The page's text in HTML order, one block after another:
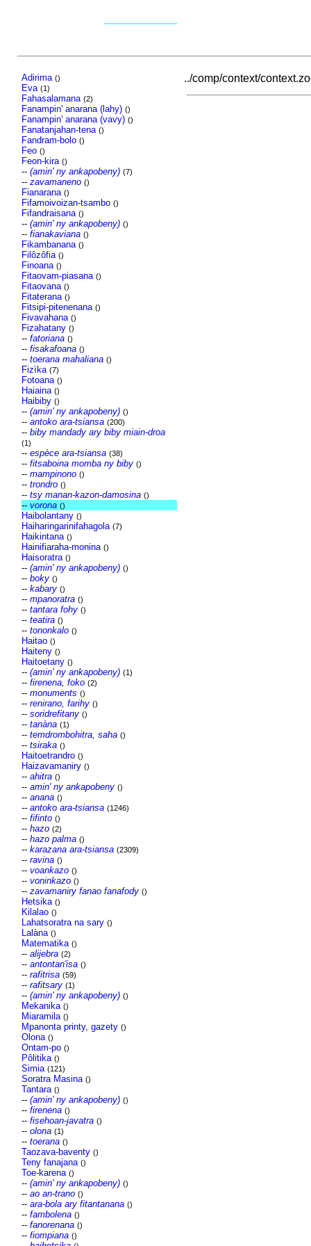
Adirima ()
Eva (1)
Fahasalamana (2)
Fanampin' anarana (lahy) ()
Fanampin' anarana (vavy) ()
Fanatanjahan-tena ()
Fandram-bolo ()
Feo ()
Feon-kira ()
-- (amin' ny ankapobeny) (7)
-- zavamaneno ()
Fianarana ()
Fifamoivoizan-tsambo ()
Fifandraisana ()
-- (amin' ny ankapobeny) ()
-- fianakaviana ()
Fikambanana ()
Filôzôfia ()
Finoana ()
Fitaovam-piasana ()
Fitaovana ()
Fitaterana ()
Fitsipi-pitenenana ()
Fivavahana ()
Fizahatany ()
-- fatoriana ()
-- fisakafoana ()
-- toerana mahaliana ()
Fizìka (7)
Fotoana ()
Haiaina ()
Haibiby ()
-- (amin' ny ankapobeny) ()
-- antoko ara-tsiansa (200)
-- biby mandady ary biby miain-droa
(1)
-- espèce ara-tsiansa (38)
-- fitsaboina momba ny biby ()
-- mampinono ()
-- trondro ()
-- tsy manan-kazon-damosina ()
-- vorona ()
Haibolantany ()
Haiharingarinifahagola (7)
Haikintana ()
Hainifiaraha-monina ()
Haisoratra ()
-- (amin' ny ankapobeny) ()
-- boky ()
-- kabary ()
-- mpanoratra ()
-- tantara fohy ()
-- teatira ()
-- tononkalo ()
Haitao ()
Haiteny ()
Haitoetany ()
-- (amin' ny ankapobeny) (1)
-- firenena, foko (2)
-- monuments ()
-- renirano, farihy ()
-- soridrefitany ()
-- tanàna (1)
-- temdrombohitra, saha ()
-- tsiraka ()
Haitoetrandro ()
Haizavamaniry ()
-- ahitra ()
-- amin' ny ankapobeny ()
-- anana ()
-- antoko ara-tsiansa (1246)
-- fifinto ()
-- hazo (2)
-- hazo palma ()
-- karazana ara-tsiansa (2309)
-- ravina ()
-- voankazo ()
-- voninkazo ()
-- zavamaniry fanao fanafody ()
Hetsika ()
Kilalao ()
Lahatsoratra na sary ()
Lalàna ()
Matematika ()
-- alijebra (2)
-- antontan'isa ()
-- rafitrisa (59)
-- rafitsary (1)
-- (amin' ny ankapobeny) ()
Mekanika ()
Miaramila ()
Mpanonta printy, gazety ()
Olona ()
Ontam-po ()
Pôlitika ()
Simia (121)
Soratra Masina ()
Tantara ()
-- (amin' ny ankapobeny) ()
-- firenena ()
-- fisehoan-javatra ()
-- olona (1)
-- toerana ()
Taozava-baventy ()
Teny fanajana ()
Toe-karena ()
-- (amin' ny ankapobeny) ()
-- ao an-trano ()
-- ara-bola ary fitantanana ()
-- fambolena ()
-- fanorenana ()
-- fiompiana ()
../comp/context/